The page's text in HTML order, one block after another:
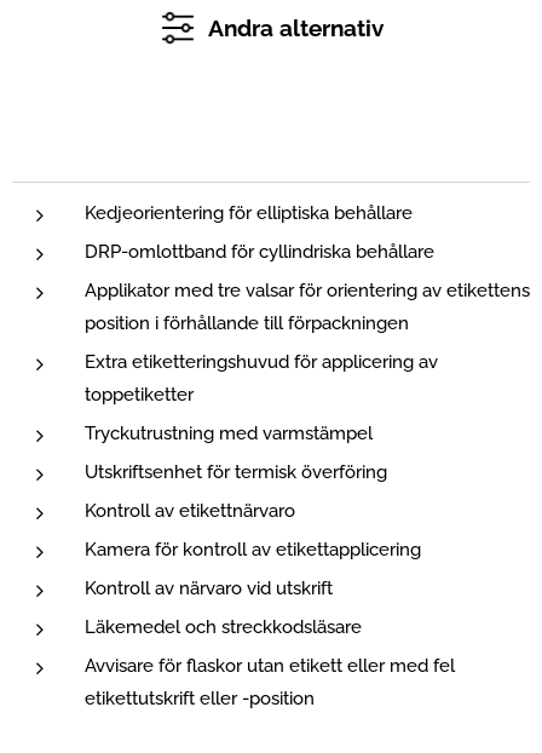
Andra alternativ
Kedjeorientering för elliptiska behållare
DRP-omlottband för cyllindriska behållare
Applikator med tre valsar för orientering av etikettens
position i förhållande till förpackningen
Extra etiketteringshuvud för applicering av
toppetiketter
Tryckutrustning med varmstämpel
Utskriftsenhet för termisk överföring
Kontroll av etikettnärvaro
Kamera för kontroll av etikettapplicering
Kontroll av närvaro vid utskrift
Läkemedel och streckkodsläsare
Avvisare för flaskor utan etikett eller med fel
etikettutskrift eller -position